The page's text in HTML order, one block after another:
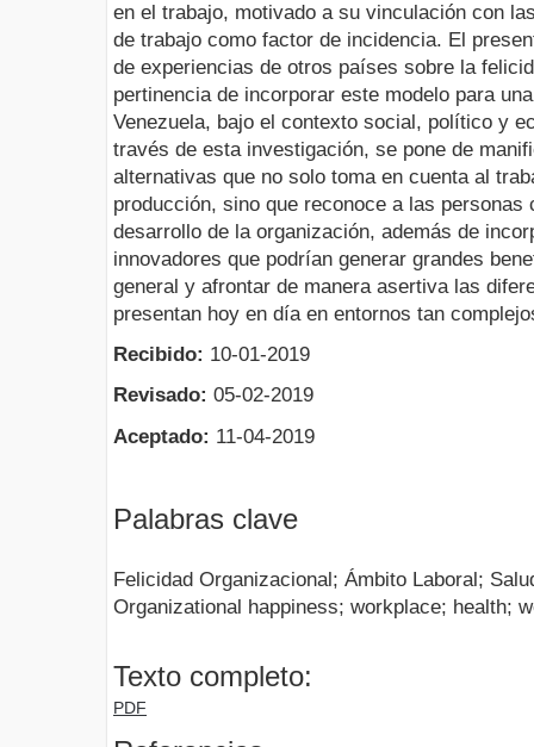
en el trabajo, motivado a su vinculación con
de trabajo como factor de incidencia. El
de experiencias de otros países sobre la
pertinencia de incorporar este modelo para
Venezuela, bajo el contexto social, político y
través de esta investigación, se pone de
alternativas que no solo toma en cuenta al
producción, sino que reconoce a las personas
desarrollo de la organización, además de
innovadores que podrían generar grandes
general y afrontar de manera asertiva las
presentan hoy en día en entornos tan
Recibido: 10-01-2019
Revisado: 05-02-2019
Aceptado: 11-04-2019
Palabras clave
Felicidad Organizacional; Ámbito Laboral;
Organizational happiness; workplace; health;
Texto completo:
PDF